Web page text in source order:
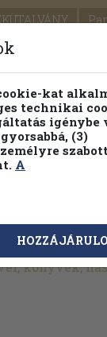
Témaköri fa
könyvek,
kat
technikai
igénybe
(3)
A